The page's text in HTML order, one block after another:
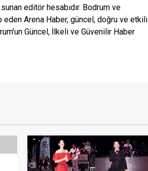
editör hesabıdır. Bodrum ve
Arena Haber, güncel, doğru ve etkili
Güncel, İlkeli ve Güvenilir Haber